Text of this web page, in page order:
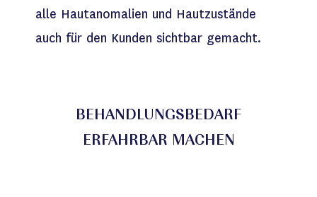
alle Hautanomalien und Hautzustände
auch für den Kunden sichtbar gemacht.
BEHANDLUNGSBEDARF
ERFAHRBAR MACHEN